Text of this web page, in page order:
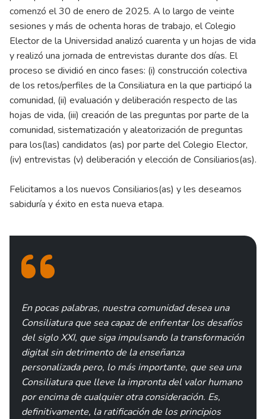
comenzó el 30 de enero de 2025. A lo largo de veinte
sesiones y más de ochenta horas de trabajo, el Colegio
Elector de la Universidad analizó cuarenta y un hojas de vida
y realizó una jornada de entrevistas durante dos días. El
proceso se dividió en cinco fases: (i) construcción colectiva
de los retos/perfiles de la Consiliatura en la que participó la
comunidad, (ii) evaluación y deliberación respecto de las
hojas de vida, (iii) creación de las preguntas por parte de la
comunidad, sistematización y aleatorización de preguntas
para los(las) candidatos (as) por parte del Colegio Elector,
(iv) entrevistas (v) deliberación y elección de Consiliarios(as).
Felicitamos a los nuevos Consiliarios(as) y les deseamos
sabiduría y éxito en esta nueva etapa.
En pocas palabras, nuestra comunidad desea una
Consiliatura que sea capaz de enfrentar los desafíos
del siglo XXI, que siga impulsando la transformación
digital sin detrimento de la enseñanza
personalizada pero, lo más importante, que sea una
Consiliatura que lleve la impronta del valor humano
por encima de cualquier otra consideración. Es,
definitivamente, la ratificación de los principios